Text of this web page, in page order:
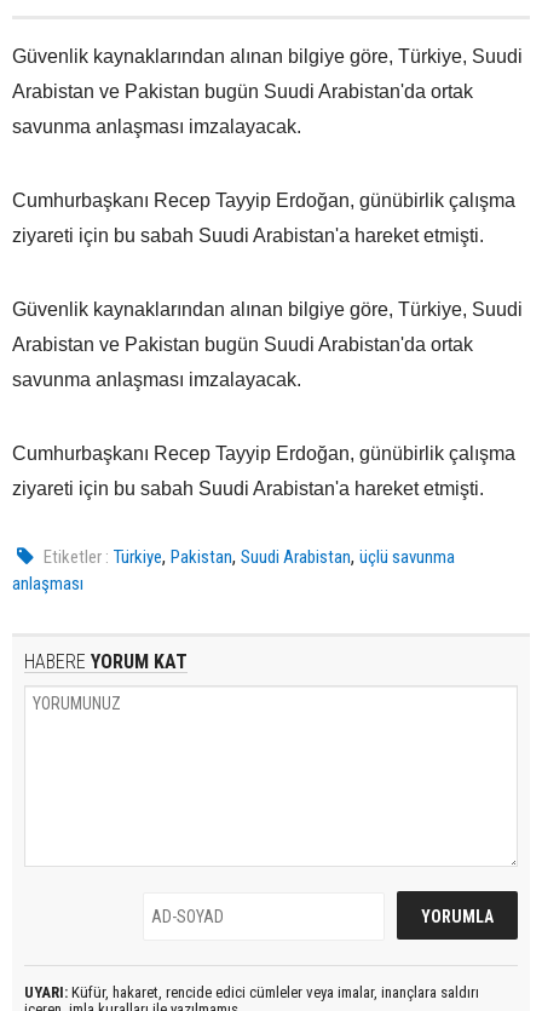
Güvenlik kaynaklarından alınan bilgiye göre, Türkiye, Suudi
Arabistan ve Pakistan bugün Suudi Arabistan'da ortak
savunma anlaşması imzalayacak.
Cumhurbaşkanı Recep Tayyip Erdoğan, günübirlik çalışma
ziyareti için bu sabah Suudi Arabistan'a hareket etmişti.
Güvenlik kaynaklarından alınan bilgiye göre, Türkiye, Suudi
Arabistan ve Pakistan bugün Suudi Arabistan'da ortak
savunma anlaşması imzalayacak.
Cumhurbaşkanı Recep Tayyip Erdoğan, günübirlik çalışma
ziyareti için bu sabah Suudi Arabistan'a hareket etmişti.
Etiketler : Türkiye,Pakistan,Suudi Arabistan,üçlü savunma
anlaşması
HABERE YORUM KAT
UYARI: Küfür, hakaret, rencide edici cümleler veya imalar, inançlara saldırı